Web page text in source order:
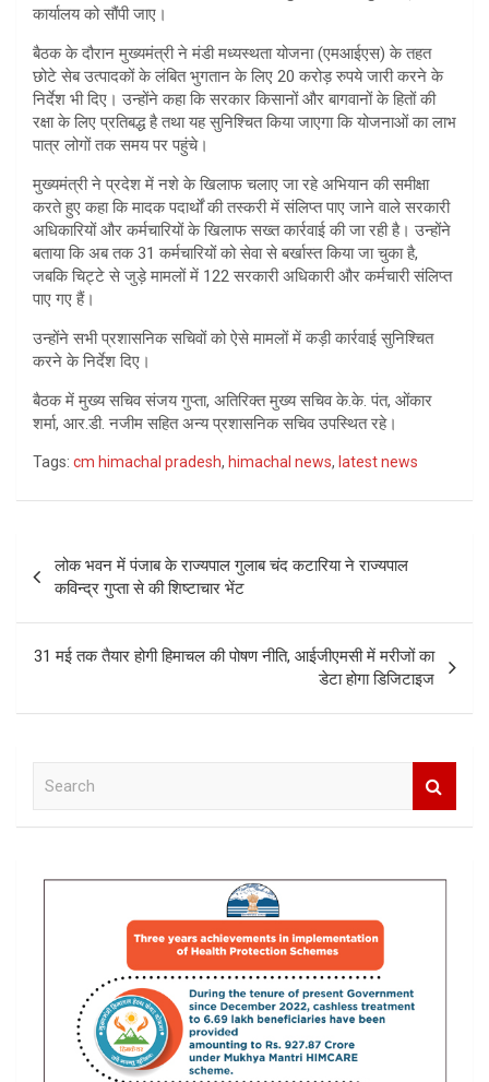
कार्यालय को सौंपी जाए।
बैठक के दौरान मुख्यमंत्री ने मंडी मध्यस्थता योजना (एमआईएस) के तहत
छोटे सेब उत्पादकों के लंबित भुगतान के लिए 20 करोड़ रुपये जारी करने के
निर्देश भी दिए। उन्होंने कहा कि सरकार किसानों और बागवानों के हितों की
रक्षा के लिए प्रतिबद्ध है तथा यह सुनिश्चित किया जाएगा कि योजनाओं का लाभ
पात्र लोगों तक समय पर पहुंचे।
मुख्यमंत्री ने प्रदेश में नशे के खिलाफ चलाए जा रहे अभियान की समीक्षा
करते हुए कहा कि मादक पदार्थों की तस्करी में संलिप्त पाए जाने वाले सरकारी
अधिकारियों और कर्मचारियों के खिलाफ सख्त कार्रवाई की जा रही है। उन्होंने
बताया कि अब तक 31 कर्मचारियों को सेवा से बर्खास्त किया जा चुका है,
जबकि चिट्टे से जुड़े मामलों में 122 सरकारी अधिकारी और कर्मचारी संलिप्त
पाए गए हैं।
उन्होंने सभी प्रशासनिक सचिवों को ऐसे मामलों में कड़ी कार्रवाई सुनिश्चित
करने के निर्देश दिए।
बैठक में मुख्य सचिव संजय गुप्ता, अतिरिक्त मुख्य सचिव के.के. पंत, ओंकार
शर्मा, आर.डी. नजीम सहित अन्य प्रशासनिक सचिव उपस्थित रहे।
Tags: cm himachal pradesh, himachal news, latest news
Post
navigation
लोक भवन में पंजाब के राज्यपाल गुलाब चंद कटारिया ने राज्यपाल
कविन्द्र गुप्ता से की शिष्टाचार भेंट
31 मई तक तैयार होगी हिमाचल की पोषण नीति, आईजीएमसी में मरीजों का
डेटा होगा डिजिटाइज